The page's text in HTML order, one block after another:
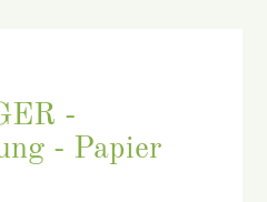
-
- Papier